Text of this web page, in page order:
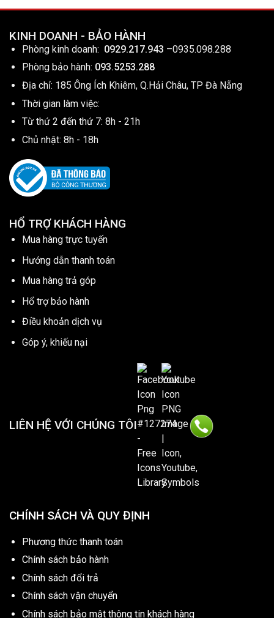
KINH DOANH - BẢO HÀNH
Phòng kinh doanh: 0929.217.943 –0935.098.288
Phòng bảo hành: 093.5253.288
Địa chỉ: 185 Ông Ích Khiêm, Q.Hải Châu, TP Đà Nẵng
Thời gian làm việc:
Từ thứ 2 đến thứ 7: 8h - 21h
Chủ nhật: 8h - 18h
HỔ TRỢ KHÁCH HÀNG
Mua hàng trực tuyến
Hướng dẫn thanh toán
Mua hàng trả góp
Hổ trợ bảo hành
Điều khoản dịch vụ
Góp ý, khiếu nại
LIÊN HỆ VỚI CHÚNG TÔI
CHÍNH SÁCH VÀ QUY ĐỊNH
Phương thức thanh toán
Chính sách bảo hành
Chính sách đổi trả
Chính sách vận chuyển
Chính sách bảo mật thông tin khách hàng